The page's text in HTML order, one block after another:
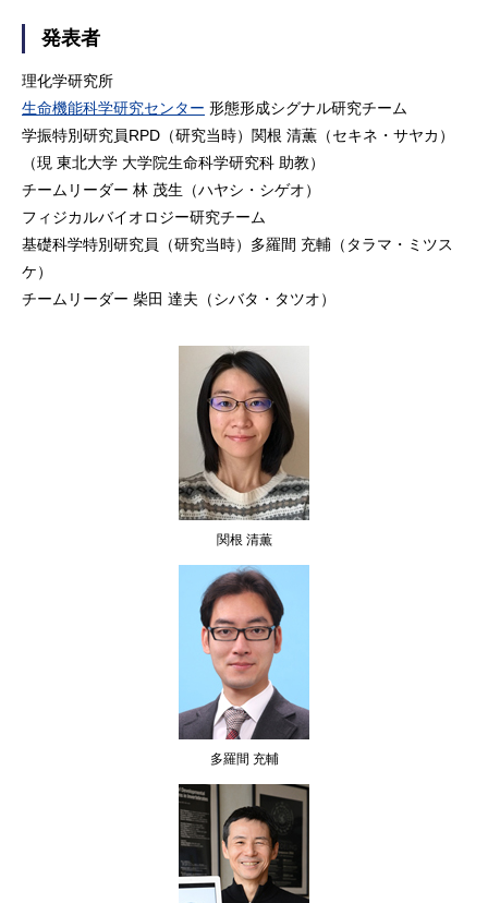
発表者
理化学研究所
生命機能科学研究センター 形態形成シグナル研究チーム
学振特別研究員RPD（研究当時）関根 清薫（セキネ・サヤカ）
（現 東北大学 大学院生命科学研究科 助教）
チームリーダー 林 茂生（ハヤシ・シゲオ）
フィジカルバイオロジー研究チーム
基礎科学特別研究員（研究当時）多羅間 充輔（タラマ・ミツス
ケ）
チームリーダー 柴田 達夫（シバタ・タツオ）
関根 清薫
多羅間 充輔